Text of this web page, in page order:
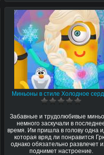
Миньоны в стиле Холодное
Забавные и трудолюбивые
немного заскучали в
время. Им пришла в голову одна
которая вряд ли понравится
однако обязательно развлечет
поднимет настроение.